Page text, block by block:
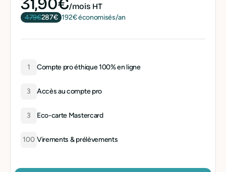
/mois HT
479€287€ 192€ économisés/an
1 Compte pro éthique 100% en ligne
3 Accès au compte pro
3 Eco-carte Mastercard
100 Virements & prélèvements